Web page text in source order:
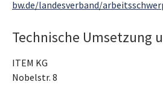
bw.de/landesverband/
Technische Umsetzung
ITEM KG
Nobelstr. 8